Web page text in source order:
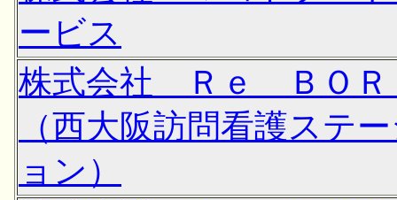
ービス
株式会社 Ｒｅ ＢＯＲ
（西大阪訪問看護ステ
ョン）